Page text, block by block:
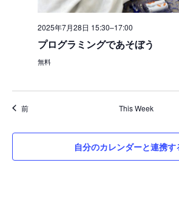
2025年7月28日 15:30–17:00
プログラミングであそぼう
無料
前 This Week
自分のカレンダーと連携す